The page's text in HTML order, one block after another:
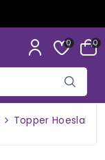
0 0
Topper